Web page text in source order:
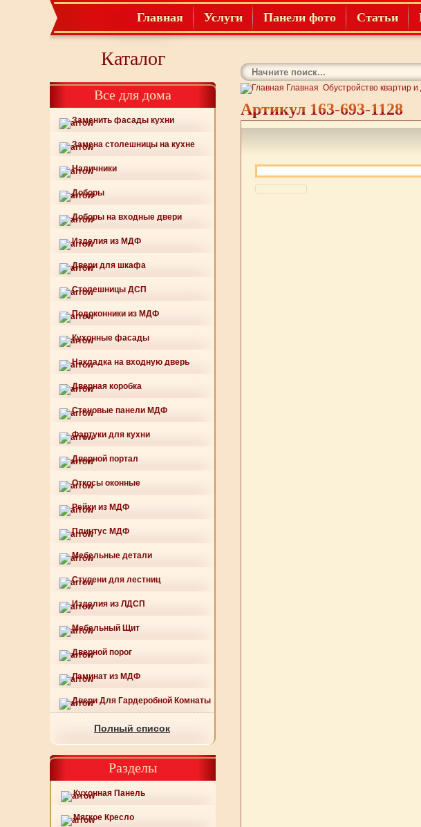
Главная Услуги Панели фото Статьи
Каталог
Все для дома
Заменить фасады кухни
Замена столешницы на кухне
Наличники
Доборы
Доборы на входные двери
Изделия из МДФ
Двери для шкафа
Столешницы ДСП
Подоконники из МДФ
Кухонные фасады
Накладка на входную дверь
Дверная коробка
Стеновые панели МДФ
Фартуки для кухни
Дверной портал
Откосы оконные
Рейки из МДФ
Плинтус МДФ
Мебельные детали
Ступени для лестниц
Изделия из ЛДСП
Мебельный Щит
Дверной порог
Ламинат из МДФ
Двери Для Гардеробной Комнаты
Полный список
Разделы
Кухонная Панель
Мягкое Кресло
Главная Обустройство квартир
Артикул 163-693-1128